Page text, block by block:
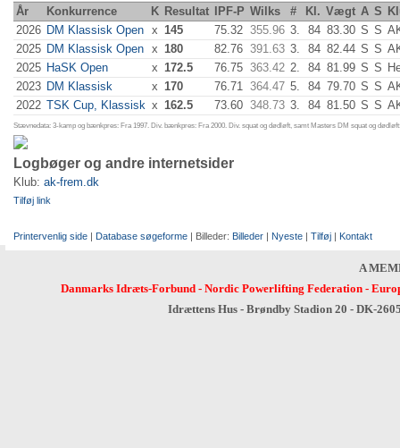
År Konkurrence K Resultat IPF-P Wilks # Kl. Vægt A S
2026 DM Klassisk Open x 145 75.32 355.96 3. 84 83.30 S S
2025 DM Klassisk Open x 180 82.76 391.63 3. 84 82.44 S S
2025 HaSK Open x 172.5 76.75 363.42 2. 84 81.99 S S
2023 DM Klassisk x 170 76.71 364.47 5. 84 79.70 S S
2022 TSK Cup, Klassisk x 162.5 73.60 348.73 3. 84 81.50 S S
Stævnedata: 3-kamp og bænkpres: Fra 1997. Div. bænkpres: Fra 2000. Div. squat og dødløft, samt Masters DM squat og
Logbøger og andre internetsider
Klub: ak-frem.dk
Tilføj link
Printervenlig side | Database søgeforme | Billeder: Billeder | Nyeste | Tilføj | Kontakt
A
Danmarks Idræts-Forbund- Nordic Powerlifting Federation-
Idrættens Hus - Brøndby Stadion 20 - DK-